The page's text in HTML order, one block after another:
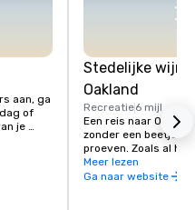
aan, ga
of
je
Stedelijke
Oakland
Recreatie6 mijl
Een reis naar
zonder een beetje
proeven. Zoals al
onze wijnscene een
stedelijke wijnhuizen
Meer lezen
Ga naar website